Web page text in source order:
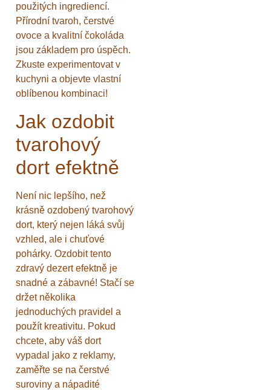
použitých ingrediencí.
Přírodní tvaroh, čerstvé
ovoce a kvalitní čokoláda
jsou základem pro úspěch.
Zkuste experimentovat v
kuchyni a objevte vlastní
oblíbenou kombinaci!
Jak ozdobit
tvarohový
dort efektně
Není nic lepšího, než
krásně ozdobený tvarohový
dort, který nejen láká svůj
vzhled, ale i chuťové
pohárky. Ozdobit tento
zdravý dezert efektně je
snadné a zábavné! Stačí se
držet několika
jednoduchých pravidel a
použít kreativitu. Pokud
chcete, aby váš dort
vypadal jako z reklamy,
zaměřte se na čerstvé
suroviny a nápadité